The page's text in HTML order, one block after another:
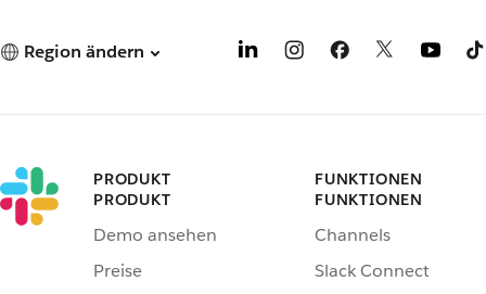
Region ändern
PRODUKT
PRODUKT
Demo ansehen
Preise
FUNKTIONEN
FUNKTIONEN
Channels
Slack Connect